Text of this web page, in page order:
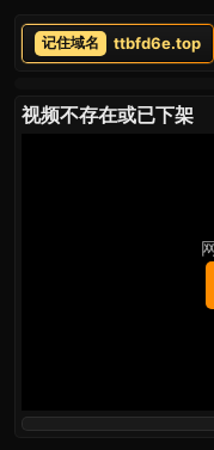
ttbfd6e.top
视频不存在或已下架